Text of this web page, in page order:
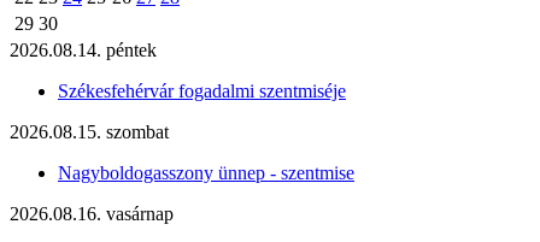
29 30
2026.08.14. péntek
Székesfehérvár fogadalmi szentmiséje
2026.08.15. szombat
Nagyboldogasszony ünnep - szentmise
2026.08.16. vasárnap